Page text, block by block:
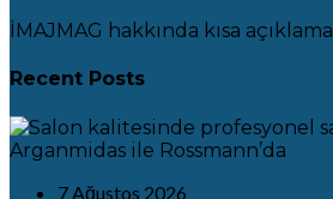
İMAJMAG hakkında kısa açıklama
Recent Posts
7 Ağustos 2026